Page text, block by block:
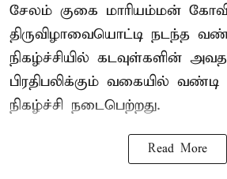
சேலம் குகை மாரியம்மன்
திருவிழாவையொட்டி நடந்த
நிகழ்ச்சியில் கடவுள்களின்
பிரதிபலிக்கும் வகையில்
நிகழ்ச்சி நடைபெற்றது.
Read More